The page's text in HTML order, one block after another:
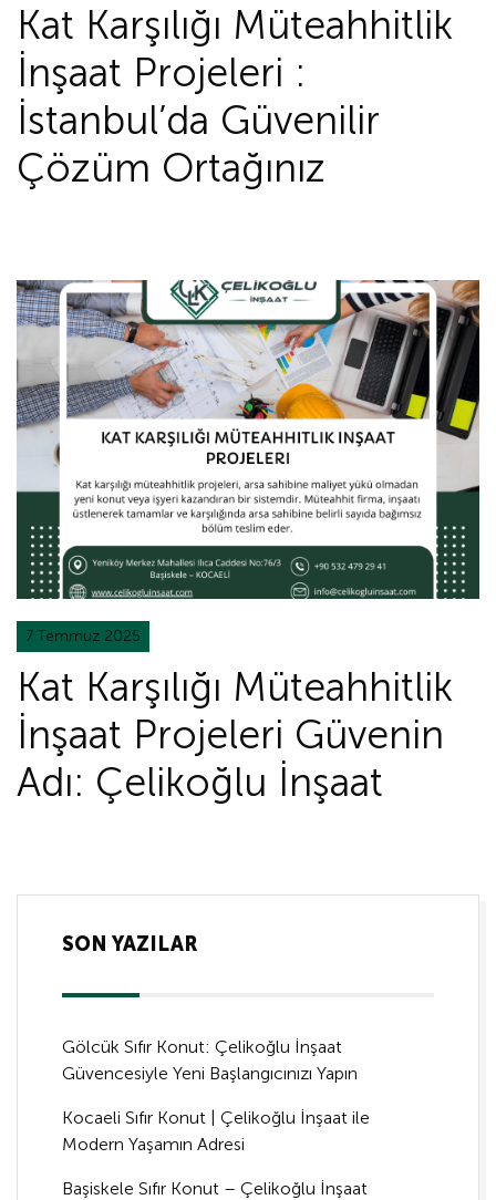
Kat Karşılığı Müteahhitlik
İnşaat Projeleri :
İstanbul’da Güvenilir
Çözüm Ortağınız
7 Temmuz 2025
Kat Karşılığı Müteahhitlik
İnşaat Projeleri Güvenin
Adı: Çelikoğlu İnşaat
SON YAZILAR
Gölcük Sıfır Konut: Çelikoğlu İnşaat
Güvencesiyle Yeni Başlangıcınızı Yapın
Kocaeli Sıfır Konut | Çelikoğlu İnşaat ile
Modern Yaşamın Adresi
Başiskele Sıfır Konut – Çelikoğlu İnşaat